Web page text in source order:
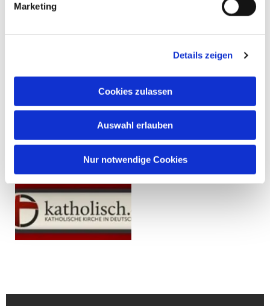
Marketing
Details zeigen
Cookies zulassen
Auswahl erlauben
Nur notwendige Cookies